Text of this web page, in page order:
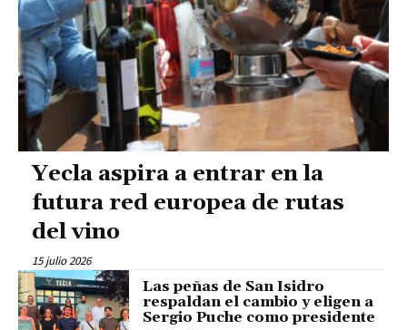
Yecla aspira a entrar en la
futura red europea de rutas
del vino
15 julio 2026
Las peñas de San Isidro
respaldan el cambio y eligen a
Sergio Puche como presidente